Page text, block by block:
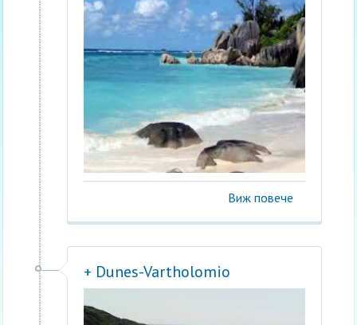
Виж повече
+ Dunes-Vartholomio